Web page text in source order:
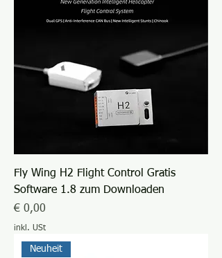
Fly Wing H2 Flight Control Gratis
Software 1.8 zum Downloaden
Preis
€ 0,00
inkl. USt
Neuheit